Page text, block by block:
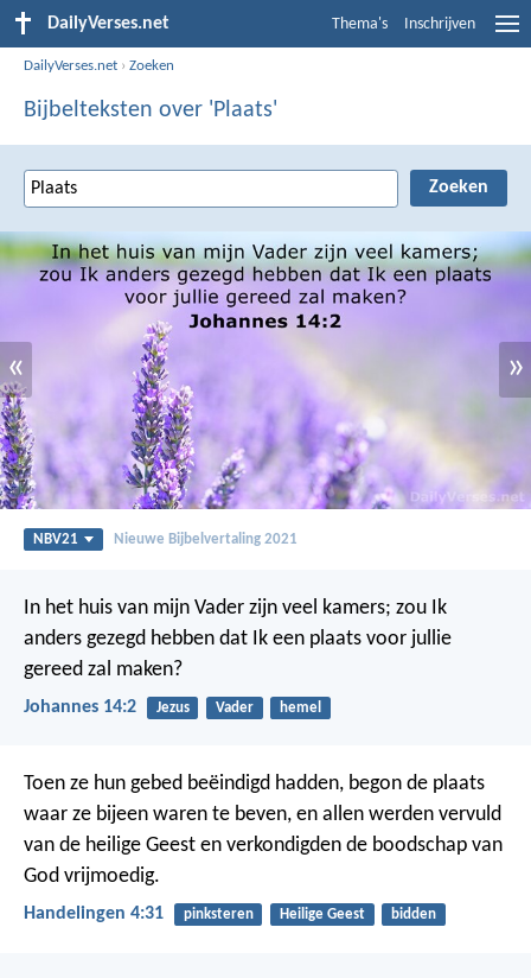
DailyVerses.net Thema's Inschrijven
DailyVerses.net ›Zoeken
Bijbelteksten over 'Plaats'
« »
NBV21 Nieuwe Bijbelvertaling 2021
In het huis van mijn Vader zijn veel kamers; zou Ik
anders gezegd hebben dat Ik een plaats voor jullie
gereed zal maken?
Johannes 14:2 Jezus Vader hemel
Toen ze hun gebed beëindigd hadden, begon de plaats
waar ze bijeen waren te beven, en allen werden vervuld
van de heilige Geest en verkondigden de boodschap van
God vrijmoedig.
Handelingen 4:31 pinksteren Heilige Geest bidden